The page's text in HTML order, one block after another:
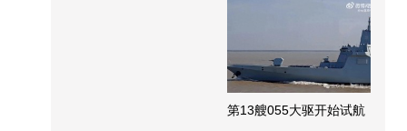
第13艘055大驱开始试航